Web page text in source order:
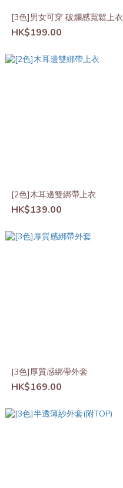
[3色]男女可穿 破爛感寬鬆上衣
HK$199.00
[2色]木耳邊雙綁帶上衣
HK$139.00
[3色]厚質感綁帶外套
HK$169.00